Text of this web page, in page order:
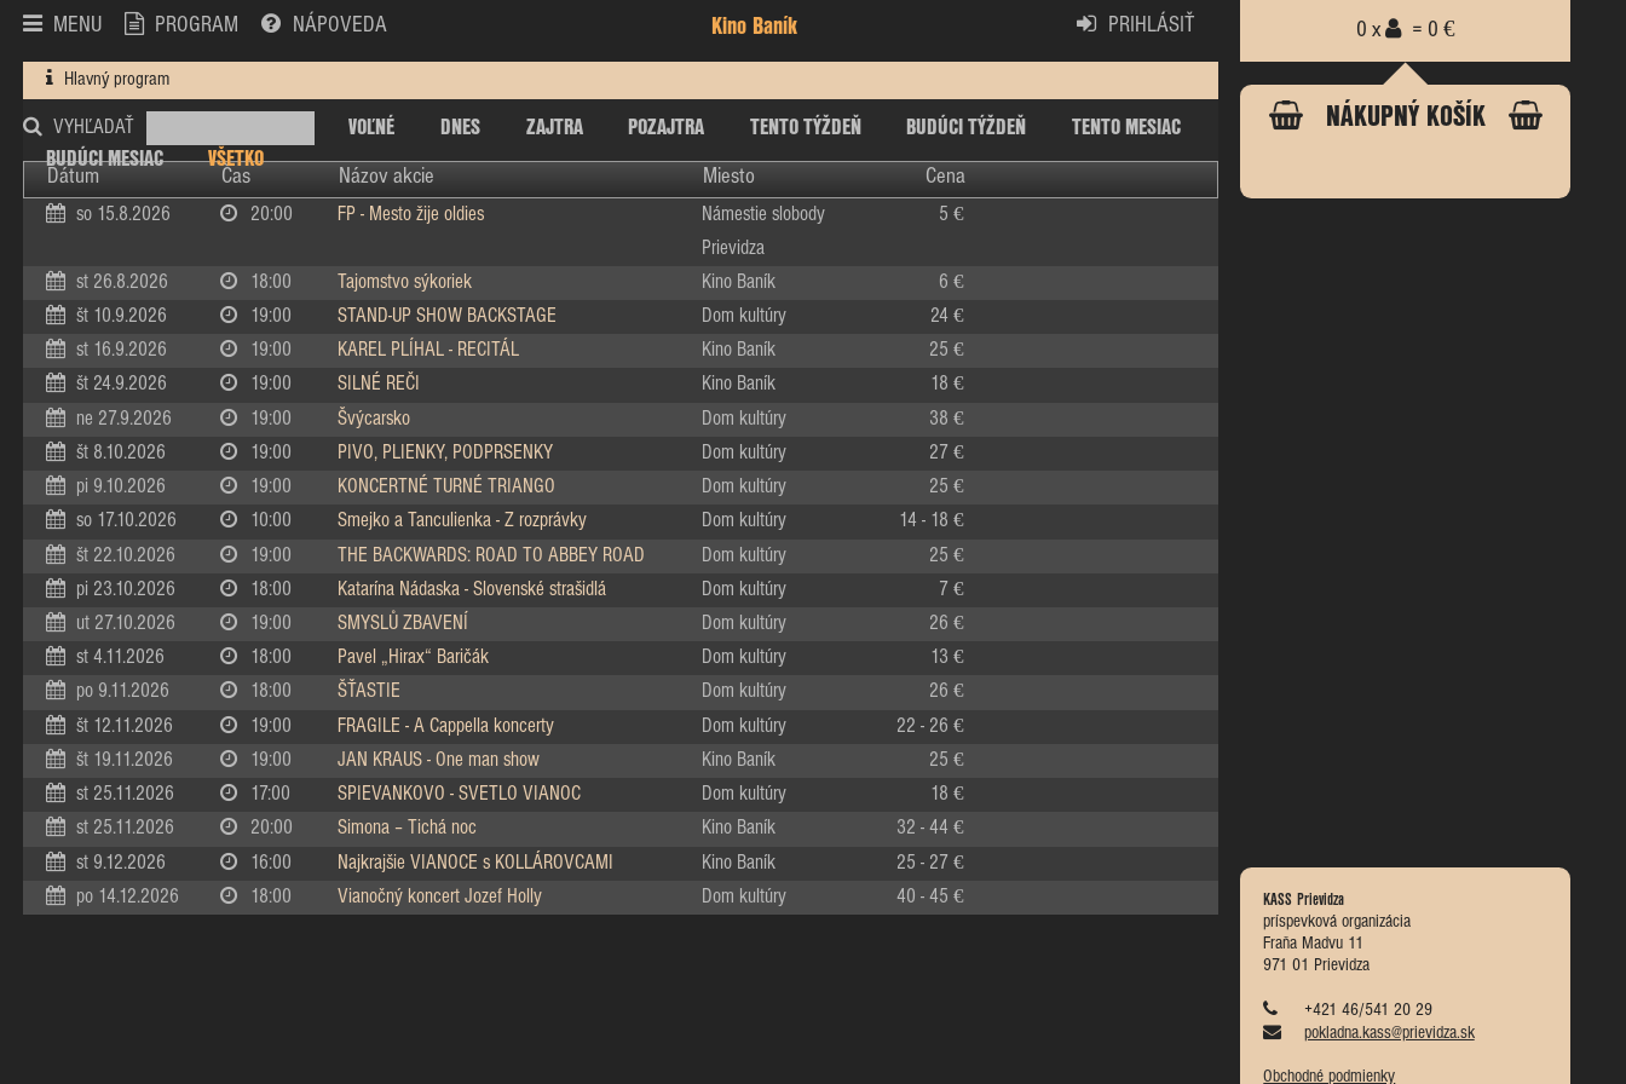
MENU PROGRAM NÁPOVEDA Kino Baník PRIHLÁSIŤ
Hlavný program
VYHĽADAŤ VOĽNÉ DNES ZAJTRA POZAJTRA TENTO TÝŽDEŇ BUDÚCI TÝŽDEŇ
TENTO MESIAC
BUDÚCI MESIAC
VŠETKO
Dátum Čas Názov akcie Miesto Cena
0 x = 0 €
NÁKUPNÝ KOŠÍK
KASS Prievidza
príspevková organizácia
Fraňa Madvu 11
971 01 Prievidza
+421 46/541 20 29
pokladna.kass@prievidza.sk
Obchodné podmienky
so 15.8.2026 20:00 FP - Mesto žije oldies
Námestie slobody
Prievidza
5 €
st 26.8.2026 18:00 Tajomstvo sýkoriek Kino Baník 6 €
št 10.9.2026 19:00 STAND-UP SHOW BACKSTAGE Dom kultúry 24 €
st 16.9.2026 19:00 KAREL PLÍHAL - RECITÁL Kino Baník 25 €
št 24.9.2026 19:00 SILNÉ REČI Kino Baník 18 €
ne 27.9.2026 19:00 Švýcarsko Dom kultúry 38 €
št 8.10.2026 19:00 PIVO, PLIENKY, PODPRSENKY Dom kultúry 27 €
pi 9.10.2026 19:00 KONCERTNÉ TURNÉ TRIANGO Dom kultúry 25 €
so 17.10.2026 10:00 Smejko a Tanculienka - Z rozprávky Dom kultúry 14 - 18 €
št 22.10.2026 19:00 THE BACKWARDS: ROAD TO ABBEY ROAD Dom kultúry 25 €
pi 23.10.2026 18:00 Katarína Nádaska - Slovenské strašidlá Dom kultúry 7 €
ut 27.10.2026 19:00 SMYSLŮ ZBAVENÍ Dom kultúry 26 €
st 4.11.2026 18:00 Pavel „Hirax“ Baričák Dom kultúry 13 €
po 9.11.2026 18:00 ŠŤASTIE Dom kultúry 26 €
št 12.11.2026 19:00 FRAGILE - A Cappella koncerty Dom kultúry 22 - 26 €
št 19.11.2026 19:00 JAN KRAUS - One man show Kino Baník 25 €
st 25.11.2026 17:00 SPIEVANKOVO - SVETLO VIANOC Dom kultúry 18 €
st 25.11.2026 20:00 Simona – Tichá noc Kino Baník 32 - 44 €
st 9.12.2026 16:00 Najkrajšie VIANOCE s KOLLÁROVCAMI Kino Baník 25 - 27 €
po 14.12.2026 18:00 Vianočný koncert Jozef Holly Dom kultúry 40 - 45 €